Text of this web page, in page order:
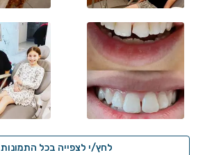
לחץ/י לצפייה בכל התמונות